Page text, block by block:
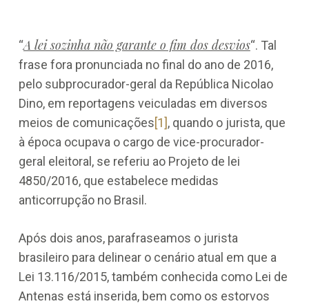
“A lei sozinha não garante o fim dos desvios“. Tal
frase fora pronunciada no final do ano de 2016,
pelo subprocurador-geral da República Nicolao
Dino, em reportagens veiculadas em diversos
meios de comunicações[1], quando o jurista, que
à época ocupava o cargo de vice-procurador-
geral eleitoral, se referiu ao Projeto de lei
4850/2016, que estabelece medidas
anticorrupção no Brasil.
Após dois anos, parafraseamos o jurista
brasileiro para delinear o cenário atual em que a
Lei 13.116/2015, também conhecida como Lei de
Antenas está inserida, bem como os estorvos